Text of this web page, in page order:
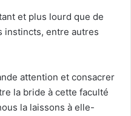
et plus lourd que de
instincts, entre autres
attention et consacrer
la bride à cette faculté
la laissons à elle-